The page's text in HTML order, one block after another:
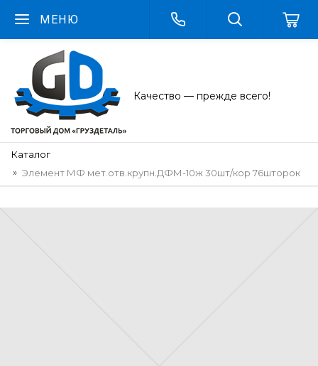
МЕНЮ
Качество — прежде всего!
Каталог
Элемент МФ мет.отв.крупн.ДФМ-10ж 30шт/кор 76шторок